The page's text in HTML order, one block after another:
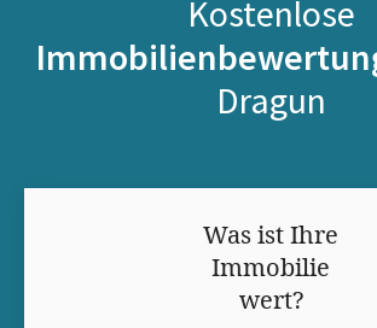
Kostenlose
Dragun
Was ist Ihre
Immobilie
wert?